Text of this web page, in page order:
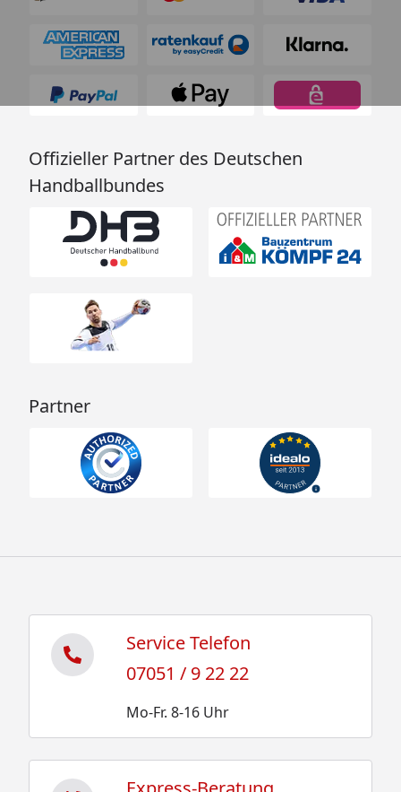
Offizieller Partner des Deutschen
Handballbundes
Partner
Service Telefon
07051 / 9 22 22
Mo-Fr. 8-16 Uhr